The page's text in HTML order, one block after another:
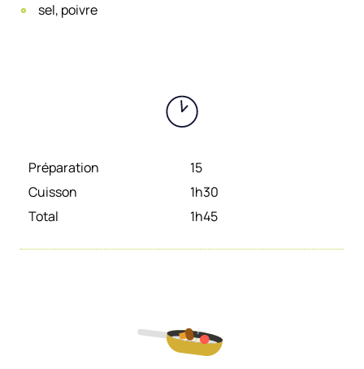
sel, poivre
Préparation
Cuisson
Total
15
1h30
1h45